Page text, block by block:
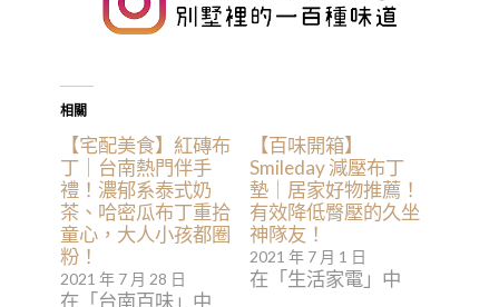
相關
【宅配美食】紅磚布
丁｜台南熱門伴手
禮！濃郁系泰式奶
茶、哈密瓜布丁重拾
童心，大人小孩都圈
粉！
2021 年 7 月 28 日
在「台南百味」中
【百味開箱】
Smileday 減壓布丁
墊｜居家好物推薦！
有效降低臀壓的久坐
神隊友！
2021 年 7 月 1 日
在「生活家電」中